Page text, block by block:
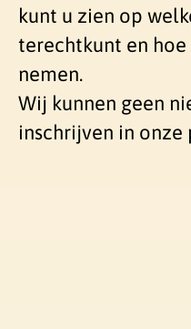
kunt u zien op
terechtkunt en
nemen.
Wij kunnen geen
inschrijven in onze